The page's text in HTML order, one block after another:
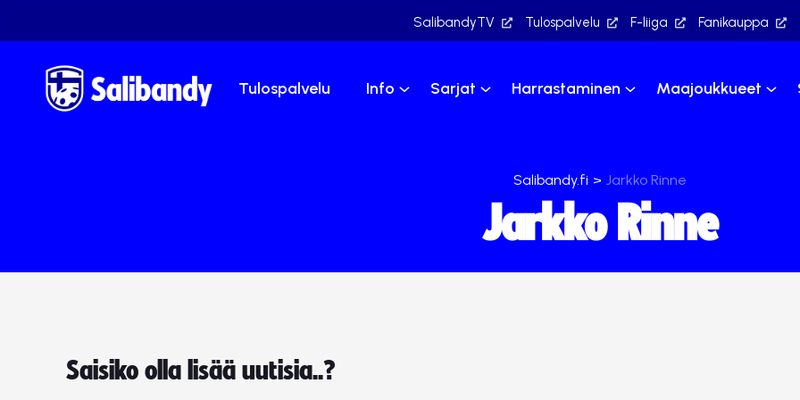
SalibandyTV Tulospalvelu F-liiga Fanikauppa
Tulospalvelu Info Sarjat Harrastaminen Maajoukkueet
Salibandy.fi > Jarkko Rinne
Jarkko Rinne
Saisiko olla lisää uutisia..?